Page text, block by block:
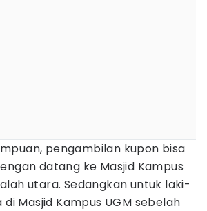
pengambilan kupon bisa
datang ke Masjid Kampus
utara. Sedangkan untuk laki-
di Masjid Kampus UGM sebelah